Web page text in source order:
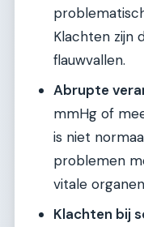
Klachten zijn
flauwvallen.
Abrupte
mmHg of
is niet
problemen
vitale
Klachten bij